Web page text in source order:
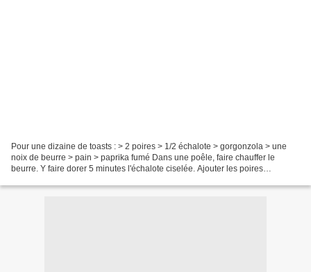
Pour une dizaine de toasts : > 2 poires > 1/2 échalote > gorgonzola > une
noix de beurre > pain > paprika fumé Dans une poêle, faire chauffer le
beurre. Y faire dorer 5 minutes l'échalote ciselée. Ajouter les poires